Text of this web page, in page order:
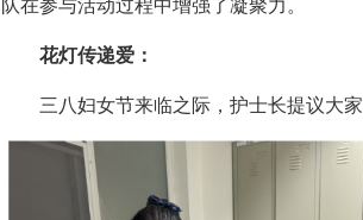
队在参与活动过程中增强了凝聚力。
花灯传递爱：
三八妇女节来临之际，护士长提议大